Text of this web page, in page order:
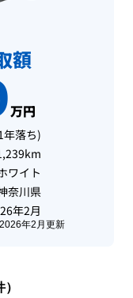
額
万円
年落ち)
ワイト
奈川県
年2月
2026年2月 更新